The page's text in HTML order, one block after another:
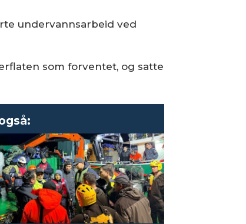
undervannsarbeid ved
som forventet, og satte